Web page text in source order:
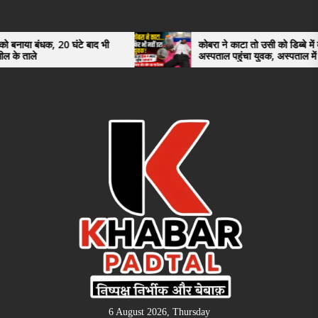
the
content
बाद भी
कोबरा ने काटा तो उसी को डिब्बे में बंद कर
अस्पताल पहुंचा युवक, अस्पताल में देखकर डॉक्टर
भी रह गए हैरान
6 August 2026, Thursday